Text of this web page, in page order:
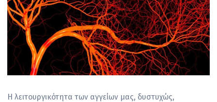
Η λειτουργικότητα των αγγείων μας, δυστυχώς,